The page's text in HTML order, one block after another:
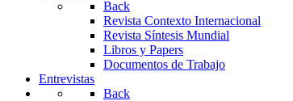
Back
Revista Contexto Internacional
Revista Síntesis Mundial
Libros y Papers
Documentos de Trabajo
Entrevistas
Back